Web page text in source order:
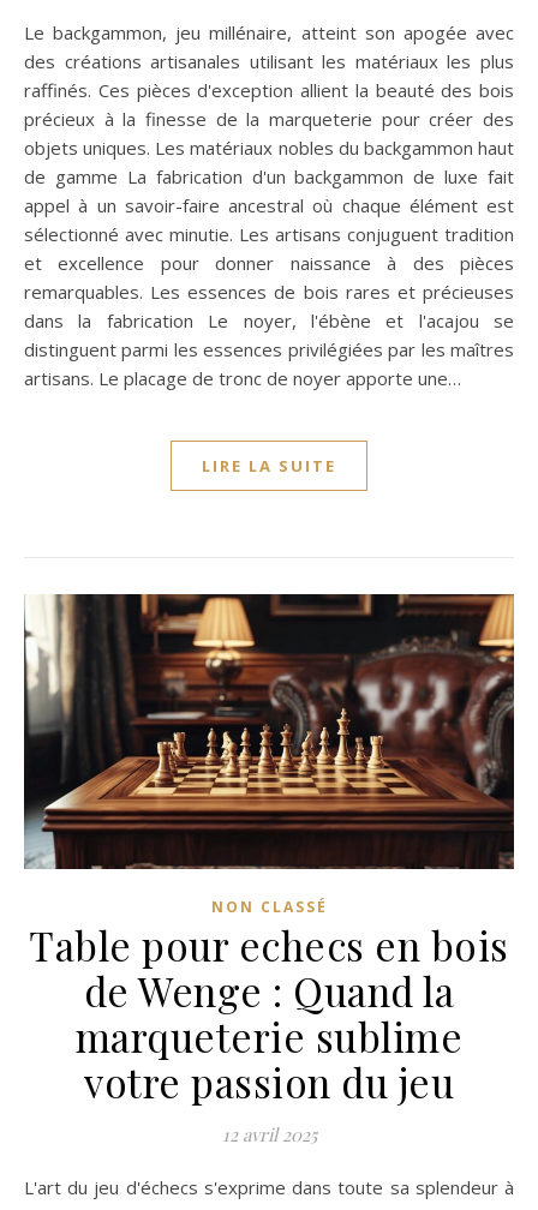
Le backgammon, jeu millénaire, atteint son apogée avec
des créations artisanales utilisant les matériaux les plus
raffinés. Ces pièces d'exception allient la beauté des bois
précieux à la finesse de la marqueterie pour créer des
objets uniques. Les matériaux nobles du backgammon haut
de gamme La fabrication d'un backgammon de luxe fait
appel à un savoir-faire ancestral où chaque élément est
sélectionné avec minutie. Les artisans conjuguent tradition
et excellence pour donner naissance à des pièces
remarquables. Les essences de bois rares et précieuses
dans la fabrication Le noyer, l'ébène et l'acajou se
distinguent parmi les essences privilégiées par les maîtres
artisans. Le placage de tronc de noyer apporte une…
LIRE LA SUITE
NON CLASSÉ
Table pour echecs en bois
de Wenge : Quand la
marqueterie sublime
votre passion du jeu
12 avril 2025
L'art du jeu d'échecs s'exprime dans toute sa splendeur à